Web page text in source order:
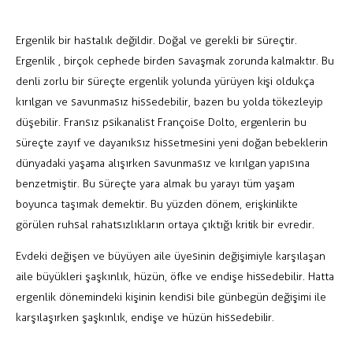
Ergenlik bir hastalık değildir. Doğal ve gerekli bir süreçtir.
Ergenlik , birçok cephede birden savaşmak zorunda kalmaktır. Bu
denli zorlu bir süreçte ergenlik yolunda yürüyen kişi oldukça
kırılgan ve savunmasız hissedebilir, bazen bu yolda tökezleyip
düşebilir. Fransız psikanalist Françoise Dolto, ergenlerin bu
süreçte zayıf ve dayanıksız hissetmesini yeni doğan bebeklerin
dünyadaki yaşama alışırken savunmasız ve kırılgan yapısına
benzetmiştir. Bu süreçte yara almak bu yarayı tüm yaşam
boyunca taşımak demektir. Bu yüzden dönem, erişkinlikte
görülen ruhsal rahatsızlıkların ortaya çıktığı kritik bir evredir.
Evdeki değişen ve büyüyen aile üyesinin değişimiyle karşılaşan
aile büyükleri şaşkınlık, hüzün, öfke ve endişe hissedebilir. Hatta
ergenlik dönemindeki kişinin kendisi bile günbegün değişimi ile
karşılaşırken şaşkınlık, endişe ve hüzün hissedebilir.